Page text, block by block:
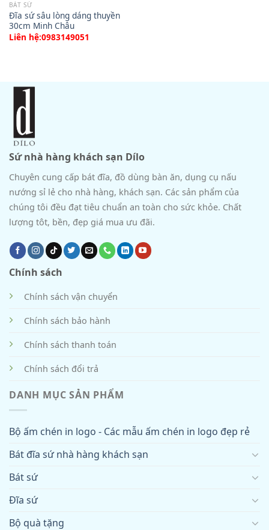
BÁT SỨ
Đĩa sứ sâu lòng dáng thuyền
30cm Minh Châu
Liên hệ:0983149051
Sứ nhà hàng khách sạn Dílo
Chuyên cung cấp bát đĩa, đồ dùng bàn ăn, dụng cụ nấu
nướng sỉ lẻ cho nhà hàng, khách sạn. Các sản phẩm của
chúng tôi đều đạt tiêu chuẩn an toàn cho sức khỏe. Chất
lượng tôt, bền, đẹp giá mua ưu đãi.
Chính sách
Chính sách vận chuyển
Chính sách bảo hành
Chính sách thanh toán
Chính sách đổi trả
DANH MỤC SẢN PHẨM
Bộ ấm chén in logo - Các mẫu ấm chén in logo đẹp rẻ
Bát đĩa sứ nhà hàng khách sạn
Bát sứ
Đĩa sứ
Bộ quà tặng